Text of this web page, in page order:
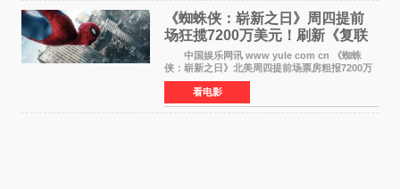
《蜘蛛侠：崭新之日》周四提前
场狂揽7200万美元！刷新《复联
4》保持影史纪录
中国娱乐网讯 www yule com cn 《蜘蛛
侠：崭新之日》北美周四提前场票房粗报7200万
美元，创下影史单片北美提前场票房新纪录——
此前该纪录由《复仇者联盟4：终局之战》的6000
万美元保持，本
看电影